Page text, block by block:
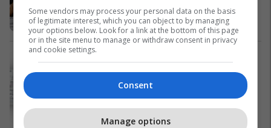
gjerman!?
Kosovë
Some vendors may process your personal data on the basis
of legitimate interest, which you can object to by managing
your options below. Look for a link at the bottom of this page
or in the site menu to manage or withdraw consent in privacy
and cookie settings.
Consent
Manage options